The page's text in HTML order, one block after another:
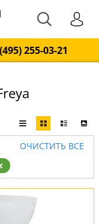
255-03-21
ОЧИСТИТЬ ВСЕ